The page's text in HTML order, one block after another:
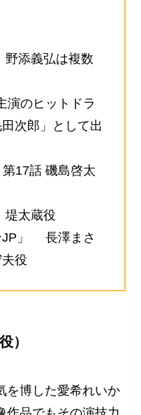
添義弘は複数
演のヒットドラ
次郎」として出
17話 磯島啓太
太蔵役
JP」 長澤まさ
役
）
を博した愛希れいか